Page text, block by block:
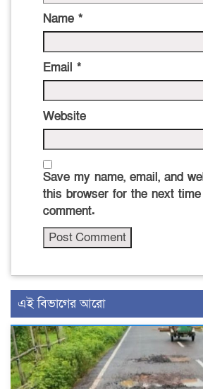
Name *
Email *
Website
Save my name, email, and
this browser for the next
comment.
এই বিভাগের আরো